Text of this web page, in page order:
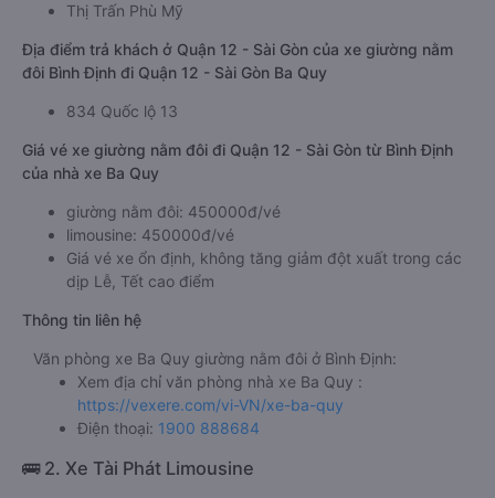
Thị Trấn Phù Mỹ
Địa điểm trả khách ở Quận 12 - Sài Gòn của xe giường nằm
đôi Bình Định đi Quận 12 - Sài Gòn Ba Quy
834 Quốc lộ 13
Giá vé xe giường nằm đôi đi Quận 12 - Sài Gòn từ Bình Định
của nhà xe Ba Quy
giường nằm đôi: 450000đ/vé
limousine: 450000đ/vé
Giá vé xe ổn định, không tăng giảm đột xuất trong các
dịp Lễ, Tết cao điểm
Thông tin liên hệ
Văn phòng xe Ba Quy giường nằm đôi ở Bình Định:
Xem địa chỉ văn phòng nhà xe Ba Quy :
https://vexere.com/vi-VN/xe-ba-quy
Điện thoại: 1900 888684
🚌 2. Xe Tài Phát Limousine